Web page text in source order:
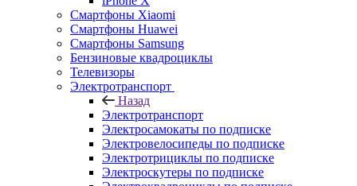
Смартфоны Xiaomi
Смартфоны Huawei
Смартфоны Samsung
Бензиновые квадроциклы
Телевизоры
Электротранспорт
Назад
Электротранспорт
Электросамокаты по подписке
Электровелосипеды по подписке
Электротрициклы по подписке
Электроскутеры по подписке